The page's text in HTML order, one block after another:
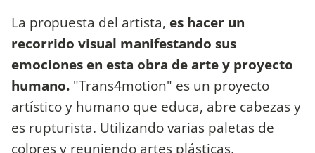
La propuesta del artista, es hacer un
recorrido visual manifestando sus
emociones en esta obra de arte y proyecto
humano. "Trans4motion" es un proyecto
artístico y humano que educa, abre cabezas y
es rupturista. Utilizando varias paletas de
colores y reuniendo artes plásticas,